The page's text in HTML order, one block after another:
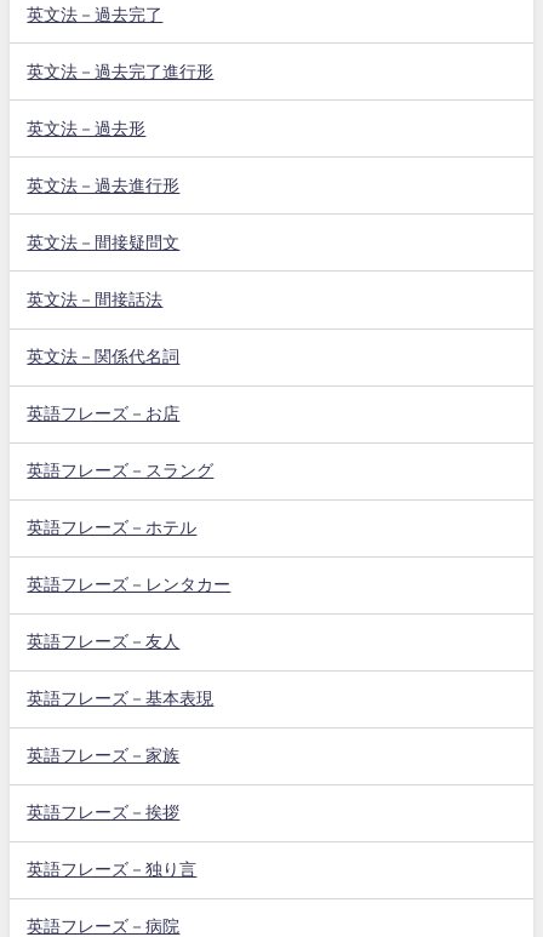
英文法－過去完了
英文法－過去完了進行形
英文法－過去形
英文法－過去進行形
英文法－間接疑問文
英文法－間接話法
英文法－関係代名詞
英語フレーズ－お店
英語フレーズ－スラング
英語フレーズ－ホテル
英語フレーズ－レンタカー
英語フレーズ－友人
英語フレーズ－基本表現
英語フレーズ－家族
英語フレーズ－挨拶
英語フレーズ－独り言
英語フレーズ－病院